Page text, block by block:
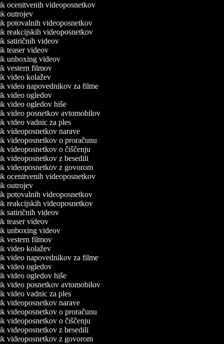
ocenitvenih videoposnetkov
outrojev
potovalnih videoposnetkov
reakcijskih videoposnetkov
satiričnih videov
teaser videov
unboxing videov
vestern filmov
video kolažev
video napovednikov za filme
video ogledov
video ogledov hiše
video posnetkov avtomobilov
video vadnic za ples
videoposnetkov narave
videoposnetkov o proračunu
videoposnetkov o čiščenju
videoposnetkov z besedili
videoposnetkov z govorom
ocenitvenih videoposnetkov
outrojev
potovalnih videoposnetkov
reakcijskih videoposnetkov
satiričnih videov
teaser videov
unboxing videov
vestern filmov
video kolažev
video napovednikov za filme
video ogledov
video ogledov hiše
video posnetkov avtomobilov
video vadnic za ples
videoposnetkov narave
videoposnetkov o proračunu
videoposnetkov o čiščenju
videoposnetkov z besedili
videoposnetkov z govorom